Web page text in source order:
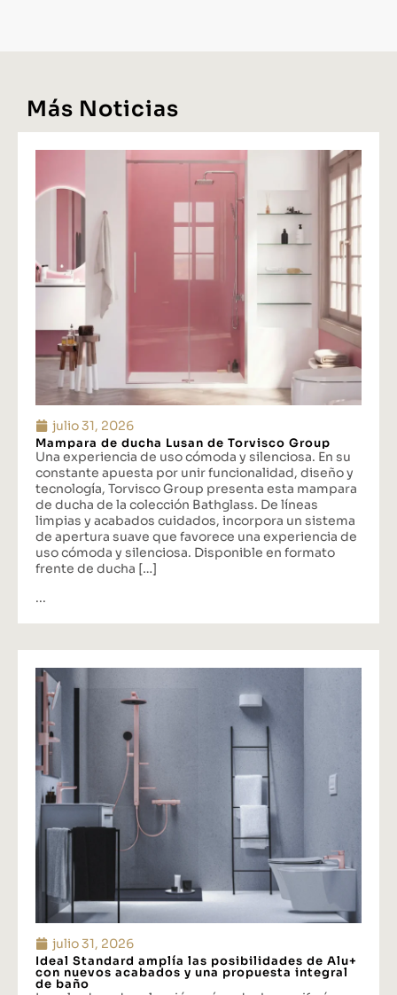
Más Noticias
julio 31, 2026
Mampara de ducha Lusan de Torvisco Group
Una experiencia de uso cómoda y silenciosa. En su
constante apuesta por unir funcionalidad, diseño y
tecnología, Torvisco Group presenta esta mampara
de ducha de la colección Bathglass. De líneas
limpias y acabados cuidados, incorpora un sistema
de apertura suave que favorece una experiencia de
uso cómoda y silenciosa. Disponible en formato
frente de ducha […]
...
julio 31, 2026
Ideal Standard amplía las posibilidades de Alu+
con nuevos acabados y una propuesta integral
de baño